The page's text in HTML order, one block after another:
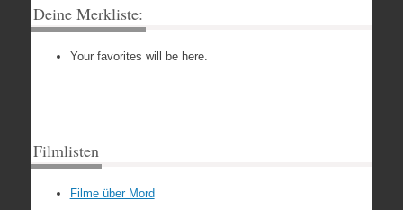
Deine Merkliste:
Your favorites will be here.
Filmlisten
Filme über Mord